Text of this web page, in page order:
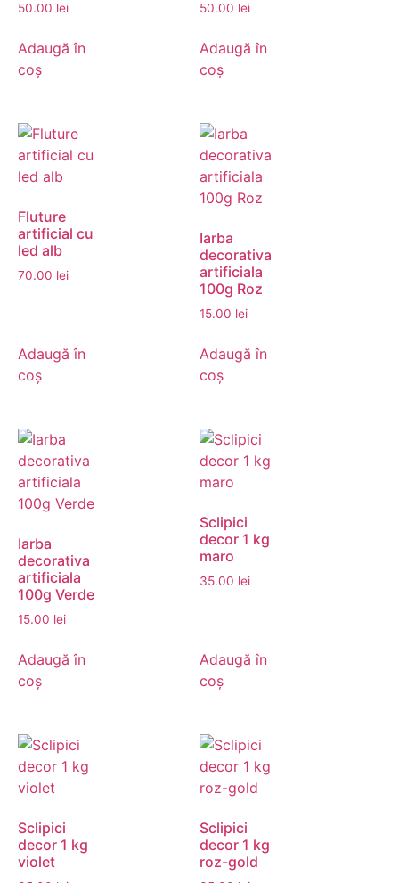
50.00 lei
Adaugă în
coș
50.00 lei
Adaugă în
coș
Fluture
artificial cu
led alb
70.00 lei
Adaugă în
coș
Iarba
decorativa
artificiala
100g Roz
15.00 lei
Adaugă în
coș
Iarba
decorativa
artificiala
100g Verde
15.00 lei
Adaugă în
coș
Sclipici
decor 1 kg
maro
35.00 lei
Adaugă în
coș
Sclipici
decor 1 kg
violet
Sclipici
decor 1 kg
roz-gold